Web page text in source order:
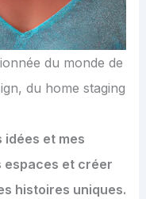
du monde de
du home staging
et mes
espaces et créer
histoires uniques.